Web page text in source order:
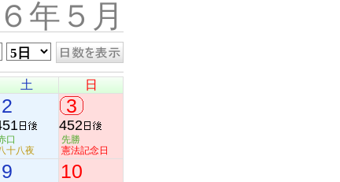
年５月
土 日
2
口
十八夜
3
452
先勝
憲法記念日
9 10